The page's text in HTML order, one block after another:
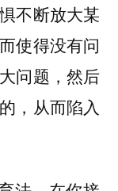
不断放大某
使得没有问
问题，然后
，从而陷入